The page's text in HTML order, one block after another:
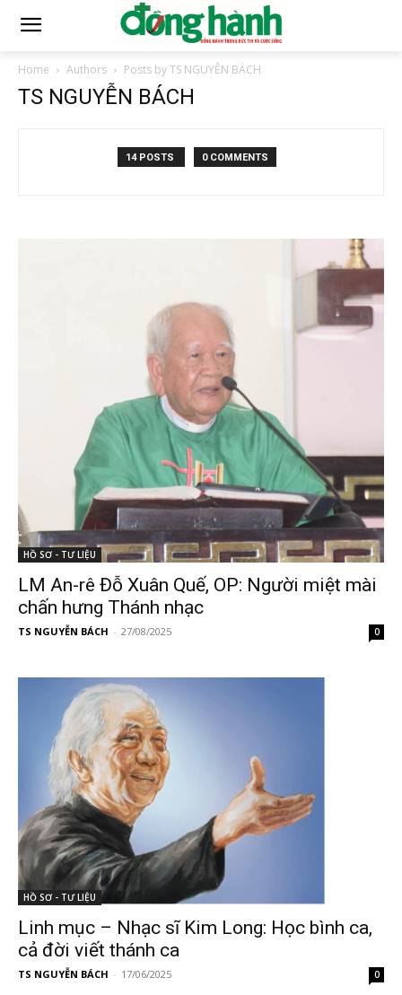
Home Authors Posts by TS NGUYỄN BÁCH
TS NGUYỄN BÁCH
14 POSTS 0 COMMENTS
HỒ SƠ - TƯ LIỆU
LM An-rê Đỗ Xuân Quế, OP: Người miệt mài
chấn hưng Thánh nhạc
TS NGUYỄN BÁCH - 27/08/2025 0
HỒ SƠ - TƯ LIỆU
Linh mục – Nhạc sĩ Kim Long: Học bình ca,
cả đời viết thánh ca
TS NGUYỄN BÁCH - 17/06/2025 0